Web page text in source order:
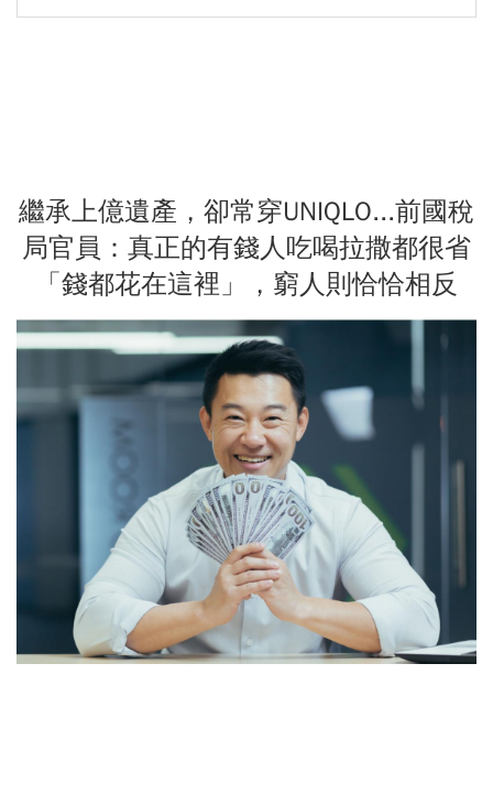
繼承上億遺產，卻常穿UNIQLO...前國稅
局官員：真正的有錢人吃喝拉撒都很省
「錢都花在這裡」，窮人則恰恰相反